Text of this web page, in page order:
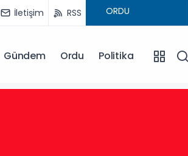
İletişim RSS
Gündem Ordu Politika